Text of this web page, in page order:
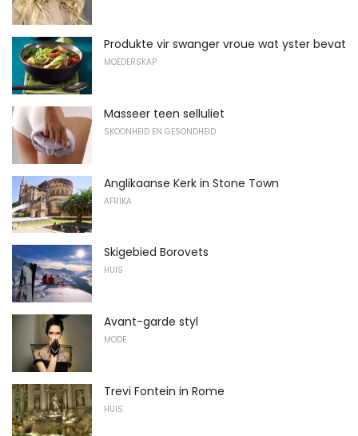
Produkte vir swanger vroue wat yster bevat
MOEDERSKAP
Masseer teen selluliet
SKOONHEID EN GESONDHEID
Anglikaanse Kerk in Stone Town
AFRIKA
Skigebied Borovets
HUIS
Avant-garde styl
MODE
Trevi Fontein in Rome
HUIS